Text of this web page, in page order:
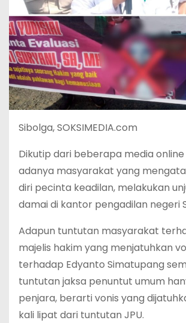
Sibolga, SOKSIMEDIA.com
Dikutip dari beberapa media
adanya masyarakat yang
diri pecinta keadilan, melakukan
damai di kantor pengadilan negeri
Adapun tuntutan masyarakat
majelis hakim yang menjatuhkan
terhadap Edyanto Simatupang
tuntutan jaksa penuntut umum
penjara, berarti vonis yang
kali lipat dari tuntutan JPU.